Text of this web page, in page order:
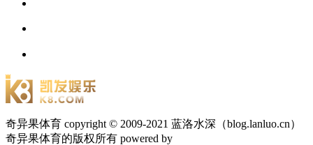
奇异果体育 copyright © 2009-2021 蓝洛水深（blog.lanluo.cn）
奇异果体育的版权所有 powered by